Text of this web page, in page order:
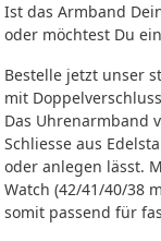
Ist das Armband
oder möchtest Du
Bestelle jetzt unser
mit
Das Uhrenarmband
Schliesse aus
oder anlegen lässt.
Watch (42/41/40/38
somit passend für